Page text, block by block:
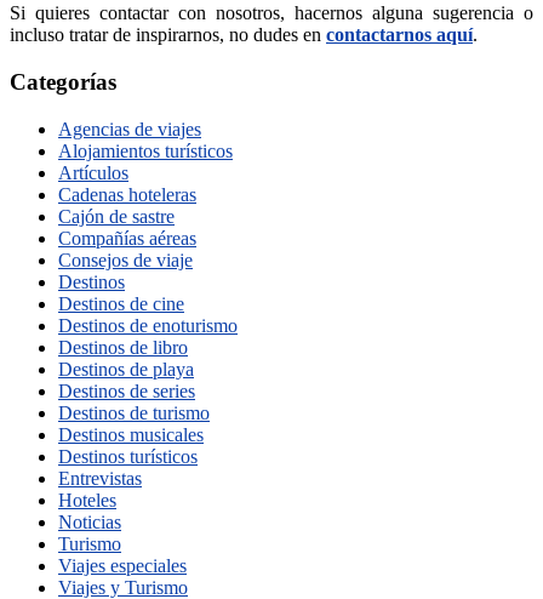
Si quieres contactar con nosotros, hacernos alguna sugerencia o
incluso tratar de inspirarnos, no dudes en contactarnos aquí.
Categorías
Agencias de viajes
Alojamientos turísticos
Artículos
Cadenas hoteleras
Cajón de sastre
Compañías aéreas
Consejos de viaje
Destinos
Destinos de cine
Destinos de enoturismo
Destinos de libro
Destinos de playa
Destinos de series
Destinos de turismo
Destinos musicales
Destinos turísticos
Entrevistas
Hoteles
Noticias
Turismo
Viajes especiales
Viajes y Turismo